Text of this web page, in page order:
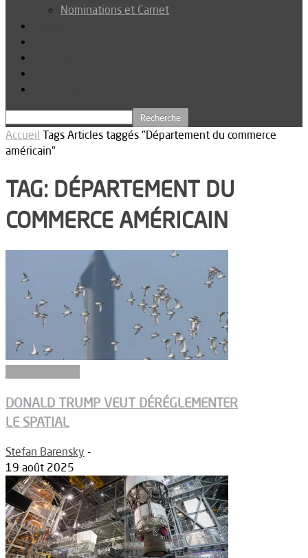
Nominations et Carnet
Accueil Tags Articles taggés "Département du commerce
américain"
TAG: DÉPARTEMENT DU
COMMERCE AMÉRICAIN
DONALD TRUMP VEUT DÉRÉGLEMENTER
LE SPATIAL
Stefan Barensky -
19 août 2025